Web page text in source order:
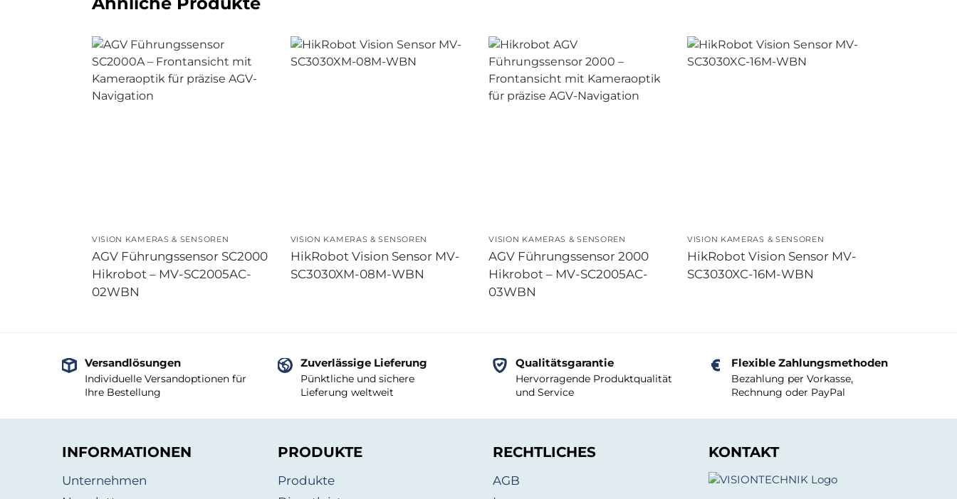
VISION KAMERAS & SENSOREN
AGV Führungssensor SC2000
Hikrobot – MV-SC2005AC-
02WBN
VISION KAMERAS & SENSOREN
HikRobot Vision Sensor MV-
SC3030XM-08M-WBN
VISION KAMERAS & SENSOREN
AGV Führungssensor 2000
Hikrobot – MV-SC2005AC-
03WBN
VISION KAMERAS & SENSOREN
HikRobot Vision Sensor MV-
SC3030XC-16M-WBN
Versandlösungen
Individuelle Versandoptionen für
Ihre Bestellung
Zuverlässige Lieferung
Pünktliche und sichere
Lieferung weltweit
Qualitätsgarantie
Hervorragende Produktqualität
und Service
Flexible Zahlungsmethoden
Bezahlung per Vorkasse,
Rechnung oder PayPal
INFORMATIONEN
Unternehmen
PRODUKTE
Produkte
RECHTLICHES
AGB
KONTAKT